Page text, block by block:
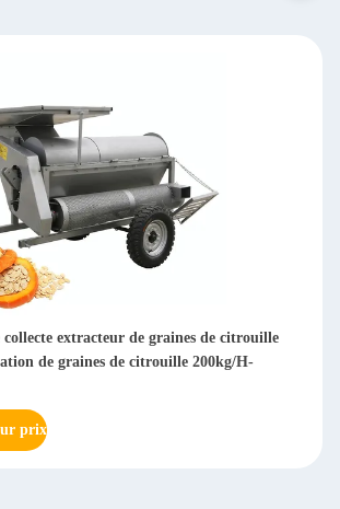
le bois à branche mobile 850 kg
prix